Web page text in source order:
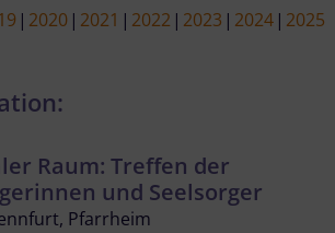
2020 2021 2022 2023 2024 2025
Raum: Treffen der
und Seelsorger
Pfarrheim